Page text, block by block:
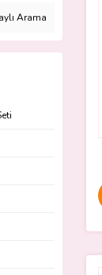
Arama